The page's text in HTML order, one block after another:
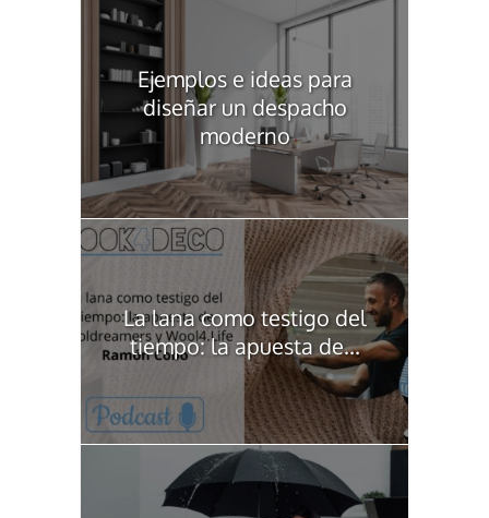
Ejemplos e ideas para
diseñar un despacho
moderno
La lana como testigo del
tiempo: la apuesta de...